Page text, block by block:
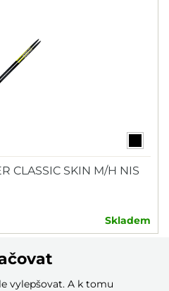
CLASSIC SKIN M/H NIS
Skladem
vylepšovat. A k tomu